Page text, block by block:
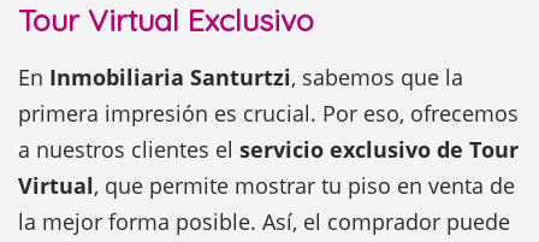
Tour Virtual Exclusivo
En Inmobiliaria Santurtzi, sabemos que la
primera impresión es crucial. Por eso, ofrecemos
a nuestros clientes el servicio exclusivo de Tour
Virtual, que permite mostrar tu piso en venta de
la mejor forma posible. Así, el comprador puede